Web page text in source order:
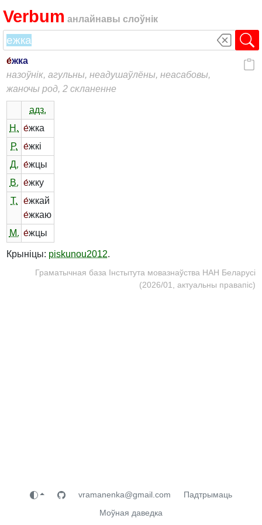
Verbum анлайнавы слоўнік
е́жка
назоўнік, агульны, неадушаўлёны, неасабовы,
жаночы род, 2 скланенне
адз.
Н. е́жка
Р.
е́жкі
Д. е́жцы
В. е́жку
Т.
е́жкай
е́жкаю
М. е́жцы
Крыніцы: piskunou2012.
Граматычная база Інстытута мовазнаўства НАН Беларусі
(2026/01, актуальны правапіс)
vramanenka@gmail.com
Падтрымаць
Моўная даведка